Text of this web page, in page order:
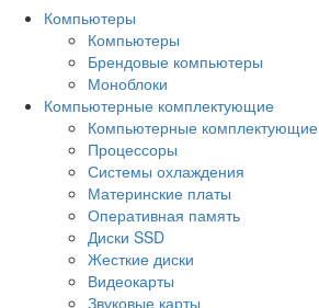
Компьютеры
Компьютеры
Брендовые компьютеры
Моноблоки
Компьютерные комплектующие
Компьютерные комплектующие
Процессоры
Системы охлаждения
Материнские платы
Оперативная память
Диски SSD
Жесткие диски
Видеокарты
Звуковые карты